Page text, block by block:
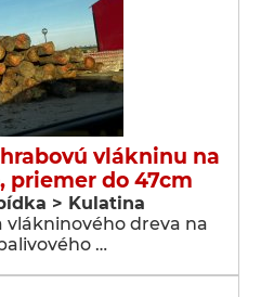
vlákninu na
priemer do 47cm
> Kulatina
dreva na
…